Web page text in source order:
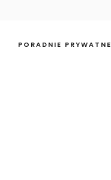
PORADNIE PRYWATNE